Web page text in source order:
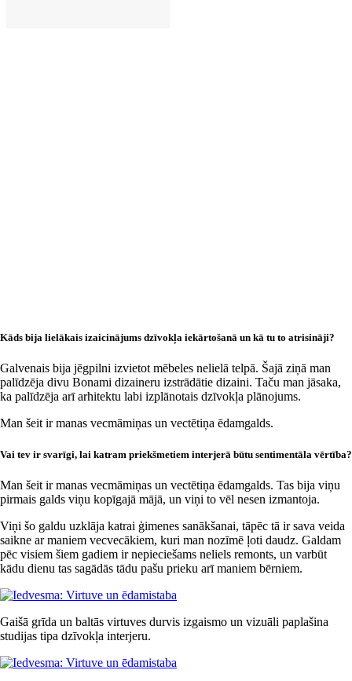
Kāds bija lielākais izaicinājums dzīvokļa iekārtošanā un kā tu to atrisināji?
Galvenais bija jēgpilni izvietot mēbeles nelielā telpā. Šajā ziņā man
palīdzēja divu Bonami dizaineru izstrādātie dizaini. Taču man jāsaka,
ka palīdzēja arī arhitektu labi izplānotais dzīvokļa plānojums.
Man šeit ir manas vecmāmiņas un vectētiņa ēdamgalds.
Vai tev ir svarīgi, lai katram priekšmetiem interjerā būtu sentimentāla vērtība?
Man šeit ir manas vecmāmiņas un vectētiņa ēdamgalds. Tas bija viņu
pirmais galds viņu kopīgajā mājā, un viņi to vēl nesen izmantoja.
Viņi šo galdu uzklāja katrai ģimenes sanākšanai, tāpēc tā ir sava veida
saikne ar maniem vecvecākiem, kuri man nozīmē ļoti daudz. Galdam
pēc visiem šiem gadiem ir nepieciešams neliels remonts, un varbūt
kādu dienu tas sagādās tādu pašu prieku arī maniem bērniem.
Gaišā grīda un baltās virtuves durvis izgaismo un vizuāli paplašina
studijas tipa dzīvokļa interjeru.